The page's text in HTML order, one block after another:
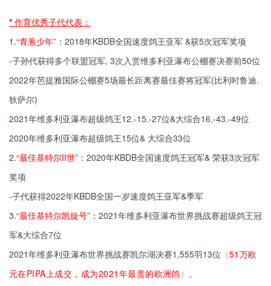
* 作育优秀子代代表：
1.“青葱少年” ：2018年KBDB全国速度鸽王亚军 &获5次冠军奖项
-子孙代获得多个联盟冠军, 3次入赏维多利亚瀑布公棚赛决赛前50位
2022年芭提雅国际公棚赛5场最长距离赛最佳赛将冠军(比利时鲁迪.
狄萨尔)
2021年维多利亚瀑布超级鸽王12.-15.-27位&大综合16.-43.-49位
2020年维多利亚瀑布超级鸽王15位& 大综合33位
2.“最佳基特尔II世” ：2020年KBDB全国速度鸽王冠军& 荣获3次冠军
奖项
-子代获得2022年KBDB全国一岁速度鸽王亚军&季军
3.“最佳基特尔凯旋号” ：2021年维多利亚瀑布世界挑战赛超级鸽王冠
军&大综合7位
2021年维多利亚瀑布世界挑战赛凯尔湖决赛1,555羽13位 （51万欧
元在PIPA上成交，成为2021年最贵的欧洲鸽） 。